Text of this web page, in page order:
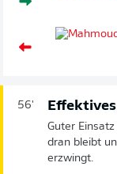
56'
Guter
dran bleibt
erzwingt.